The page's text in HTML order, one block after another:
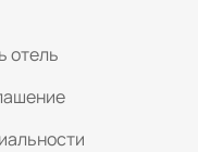
отель